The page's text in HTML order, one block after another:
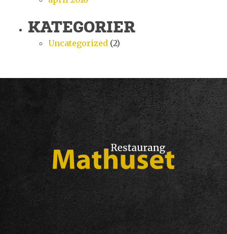
KATEGORIER
Uncategorized (2)